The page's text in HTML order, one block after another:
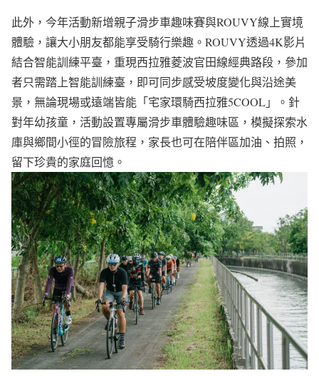
此外，今年活動新增親子滑步車趣味賽與ROUVY線上實境
體驗，讓大小朋友都能享受騎行樂趣。ROUVY透過4K影片
結合智能訓練平臺，重現西拉雅菱波官田線經典路段，參加
者只需踏上智能訓練臺，即可同步感受坡度變化與沿途美
景，無論現場或遠端皆能「宅家環騎西拉雅5COOL」。針
對年幼孩童，活動設置專屬滑步車體驗趣味區，模擬探索水
庫與鄉間小徑的冒險旅程，家長也可在陪伴區加油、拍照，
留下珍貴的家庭回憶。